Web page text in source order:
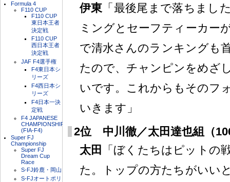
Formula 4
F110 CUP
F110 CUP
東日本王者
決定戦
F110 CUP
西日本王者
決定戦
JAF F4選手権
F4東日本シ
リーズ
F4西日本シ
リーズ
F4日本一決
定戦
F4 JAPANESE
CHAMPIONSHIP
(FIA-F4)
Super FJ
Championship
Super FJ
Dream Cup
Race
S-FJ鈴鹿・岡山
S-FJオートポリ
伊東「最後尾まで落ちまし
ミングとセーフティーカー
で清水さんのランキングも
たので、チャンピンをめざ
いです。これからもそのフ
いきます」
2位 中川徹／太田達也組（
太田
「ぼくたちはピットの
た。トップの方たちがいい